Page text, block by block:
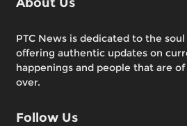
PTC News is dedicated to the
offering authentic updates on
happenings and people that are
over.
Follow Us